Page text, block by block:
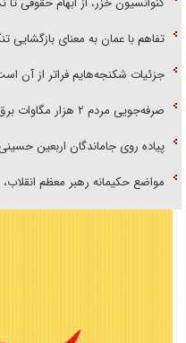
تفاهم با عمان به معنای بازگشایی
جزئیات شکنجه‌هایم فراتر از آن
صرفه‌جویی مردم ۲ هزار مگاوات برق تولید کرد
پیاده روی جاماندگان اربعین حسینی
مواضع حکیمانه رهبر معظم